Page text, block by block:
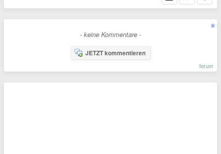
- keine Kommentare -
JETZT kommentieren
forum